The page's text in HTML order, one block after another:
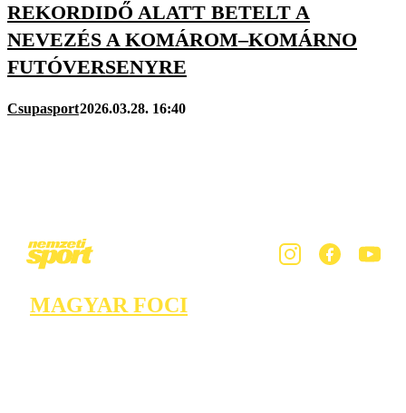
REKORDIDŐ ALATT BETELT A
NEVEZÉS A KOMÁROM–KOMÁRNO
FUTÓVERSENYRE
Csupasport2026.03.28. 16:40
MAGYAR FOCI